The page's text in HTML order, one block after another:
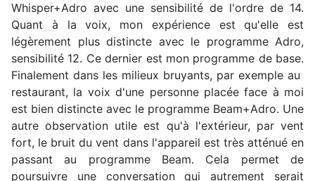
Whisper+Adro avec une sensibilité de l'ordre de 14.
Quant à la voix, mon expérience est qu'elle est
légèrement plus distincte avec le programme Adro,
sensibilité 12. Ce dernier est mon programme de base.
Finalement dans les milieux bruyants, par exemple au
restaurant, la voix d'une personne placée face à moi
est bien distincte avec le programme Beam+Adro. Une
autre observation utile est qu'à l'extérieur, par vent
fort, le bruit du vent dans l'appareil est très atténué en
passant au programme Beam. Cela permet de
poursuivre une conversation qui autrement serait